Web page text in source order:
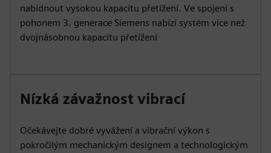
nabídnout vysokou kapacitu přetížení. Ve spojení s
pohonem 3. generace Siemens nabízí systém více než
dvojnásobnou kapacitu přetížení
Nízká závažnost vibrací
Očekávejte dobré vyvážení a vibrační výkon s
pokročilým mechanickým designem a technologickým